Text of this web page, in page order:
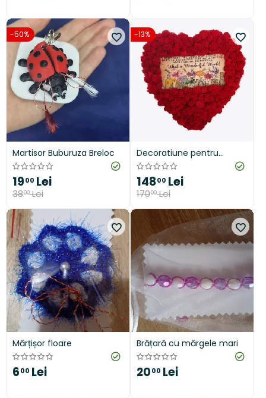
-50%
​Martisor Buburuza Breloc
1900 Lei
3800 Lei
-13%
Decoratiune pentru
interior, inima cu licheni
naturali stabilizati si mesaj,
What a Wonderful World,
32 cm, rosu
14800 Lei
17000 Lei
Mărțișor floare
600 Lei
Brățară cu mărgele mari
2000 Lei